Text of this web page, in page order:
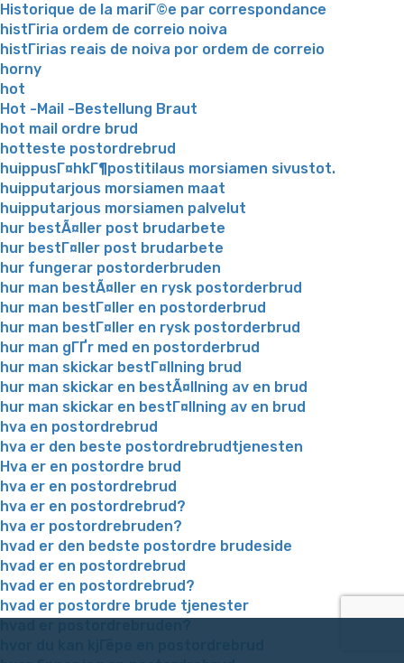
Historique de la mariГ©e par correspondance
histГіria ordem de correio noiva
histГіrias reais de noiva por ordem de correio
horny
hot
Hot -Mail -Bestellung Braut
hot mail ordre brud
hotteste postordrebrud
huippusГ¤hkГ¶postitilaus morsiamen sivustot.
huipputarjous morsiamen maat
huipputarjous morsiamen palvelut
hur bestÃ¤ller post brudarbete
hur bestГ¤ller post brudarbete
hur fungerar postorderbruden
hur man bestÃ¤ller en rysk postorderbrud
hur man bestГ¤ller en postorderbrud
hur man bestГ¤ller en rysk postorderbrud
hur man gГҐr med en postorderbrud
hur man skickar bestГ¤llning brud
hur man skickar en bestÃ¤llning av en brud
hur man skickar en bestГ¤llning av en brud
hva en postordrebrud
hva er den beste postordrebrudtjenesten
Hva er en postordre brud
hva er en postordrebrud
hva er en postordrebrud?
hva er postordrebruden?
hvad er den bedste postordre brudeside
hvad er en postordrebrud
hvad er en postordrebrud?
hvad er postordre brude tjenester